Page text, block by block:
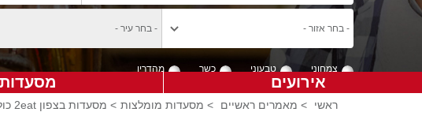
צמחוני טבעוני כשר מהדרין
אירועים מסעדות
ראשי > מאמרים ראשיים > מסעדות מומלצות > מסעדות בצפון 2eat כולל מסעדות כשרות בצפון